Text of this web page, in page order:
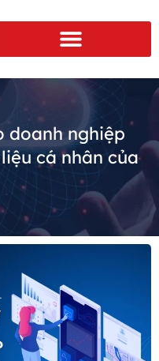
doanh nghiệp
cá nhân của